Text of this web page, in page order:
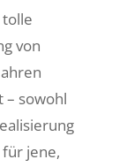
von
sowohl
jene,